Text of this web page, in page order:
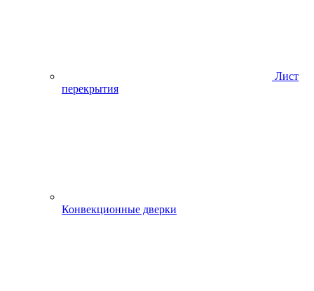
Лист
перекрытия
Конвекционные дверки